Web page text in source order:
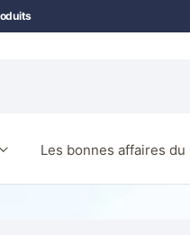
Les bonnes affaires du